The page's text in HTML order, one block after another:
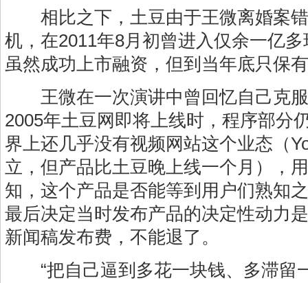
相比之下，土豆由于王微离婚案错
机，在2011年8月初曾进入仅余一亿
虽然成功上市融资，但到当年底只保
王微在一次演讲中曾回忆自己克服
2005年土豆网即将上线时，程序部分
界上还几乎没有视频网站这个业态（
立，但产品比土豆晚上线一个月），
知，这个产品是否能等到用户们熟知
最后决定当时发布产品的决定性动力
新闻稿发布费，不能退了。
“把自己逼到多花一块钱、多滞留